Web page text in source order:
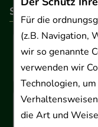
Für die
(z.B. Navigation,
wir so genannte
verwenden wir
Technologien,
die Art und
So können Sie